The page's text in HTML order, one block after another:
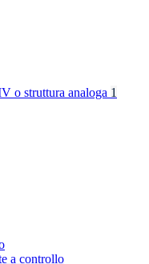
o struttura analoga 1
a controllo